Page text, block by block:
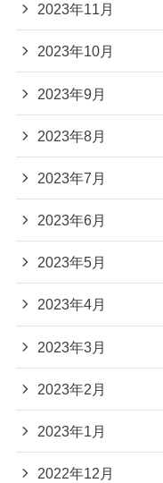
2023年11月
2023年10月
2023年9月
2023年8月
2023年7月
2023年6月
2023年5月
2023年4月
2023年3月
2023年2月
2023年1月
2022年12月